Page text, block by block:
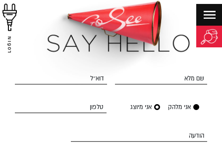
LOGIN
שם מלא דוא״ל
אני מלהק אני מיוצג טלפון
הודעה